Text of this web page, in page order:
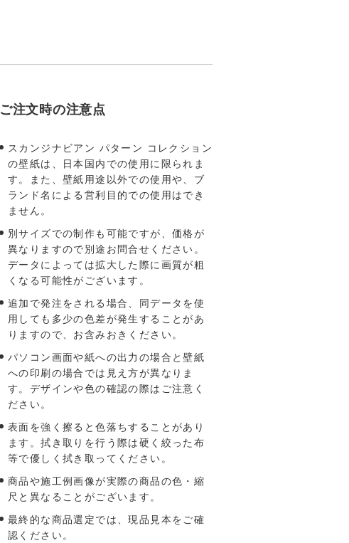
ご注文時の注意点
スカンジナビアン パターン コレクション
の壁紙は、日本国内での使用に限られま
す。また、壁紙用途以外での使用や、ブ
ランド名による営利目的での使用はでき
ません。
別サイズでの制作も可能ですが、価格が
異なりますので別途お問合せください。
データによっては拡大した際に画質が粗
くなる可能性がございます。
追加で発注をされる場合、同データを使
用しても多少の色差が発生することがあ
りますので、お含みおきください。
パソコン画⾯や紙への出⼒の場合と壁紙
への印刷の場合では⾒え⽅が異なりま
す。デザインや⾊の確認の際はご注意く
ださい。
表面を強く擦ると色落ちすることがあり
ます。拭き取りを行う際は硬く絞った布
等で優しく拭き取ってください。
商品や施工例画像が実際の商品の色・縮
尺と異なることがございます。
最終的な商品選定では、現品見本をご確
認ください。